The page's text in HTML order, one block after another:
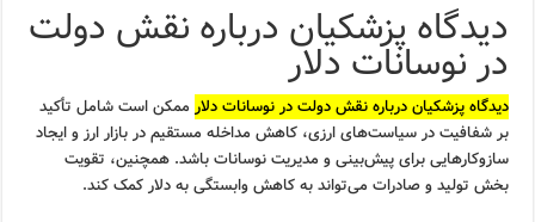
دیدگاه پزشکیان درباره نقش دولت
در نوسانات دلار
دیدگاه پزشکیان درباره نقش دولت در نوسانات دلار ممکن است شامل تأکید
بر شفافیت در سیاست‌های ارزی، کاهش مداخله مستقیم در بازار ارز و ایجاد
سازوکارهایی برای پیش‌بینی و مدیریت نوسانات باشد. همچنین، تقویت
بخش تولید و صادرات می‌تواند به کاهش وابستگی به دلار کمک کند.